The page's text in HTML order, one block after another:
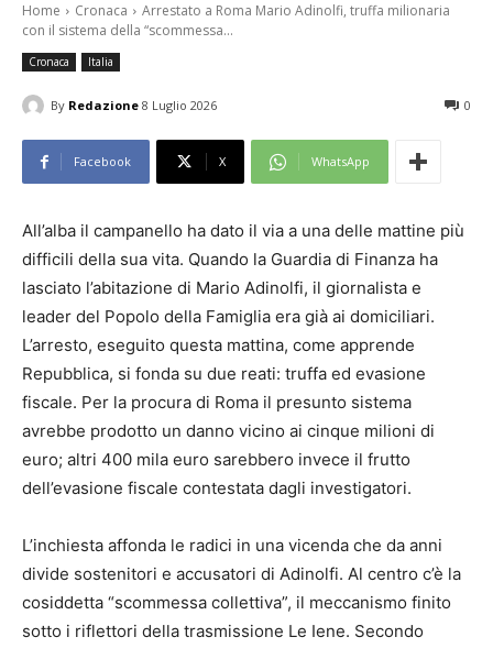
Home Cronaca
Arrestato a Roma Mario Adinolfi, truffa milionaria
con il sistema della “scommessa...
Cronaca Italia
By Redazione 8 Luglio 2026 0
Facebook X WhatsApp
All’alba il campanello ha dato il via a una delle mattine più
difficili della sua vita. Quando la Guardia di Finanza ha
lasciato l’abitazione di Mario Adinolfi, il giornalista e
leader del Popolo della Famiglia era già ai domiciliari.
L’arresto, eseguito questa mattina, come apprende
Repubblica, si fonda su due reati: truffa ed evasione
fiscale. Per la procura di Roma il presunto sistema
avrebbe prodotto un danno vicino ai cinque milioni di
euro; altri 400 mila euro sarebbero invece il frutto
dell’evasione fiscale contestata dagli investigatori.
L’inchiesta affonda le radici in una vicenda che da anni
divide sostenitori e accusatori di Adinolfi. Al centro c’è la
cosiddetta “scommessa collettiva”, il meccanismo finito
sotto i riflettori della trasmissione Le Iene. Secondo